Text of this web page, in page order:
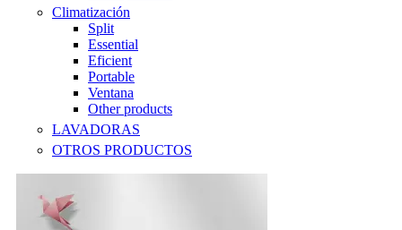
Climatización
Split
Essential
Eficient
Portable
Ventana
Other products
LAVADORAS
OTROS PRODUCTOS